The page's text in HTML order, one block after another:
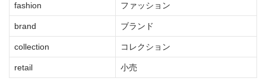
fashion ファッション
brand ブランド
collection コレクション
retail 小売